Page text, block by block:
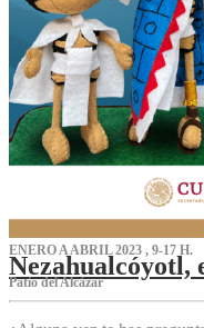
ENERO A ABRIL 2023 , 9-17 H.
Nezahualcóyotl,
Patio del Alcázar